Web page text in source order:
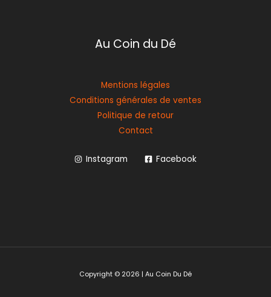
Au Coin du Dé
Mentions légales
Conditions générales de ventes
Politique de retour
Contact
Instagram Facebook
Copyright © 2026 | Au Coin Du Dé